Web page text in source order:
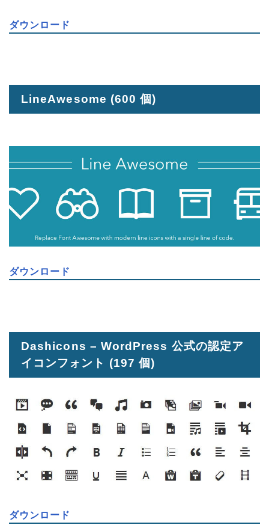
ダウンロード
LineAwesome (600 個)
ダウンロード
Dashicons – WordPress 公式の認定ア
イコンフォント (197 個)
ダウンロード